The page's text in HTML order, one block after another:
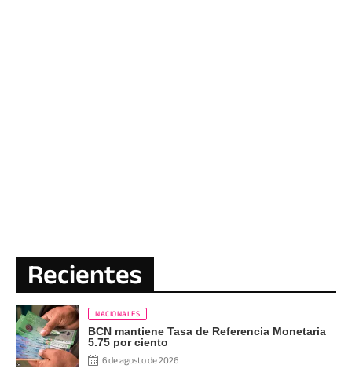
Recientes
NACIONALES
BCN mantiene Tasa de Referencia Monetaria
5.75 por ciento
6 de agosto de 2026